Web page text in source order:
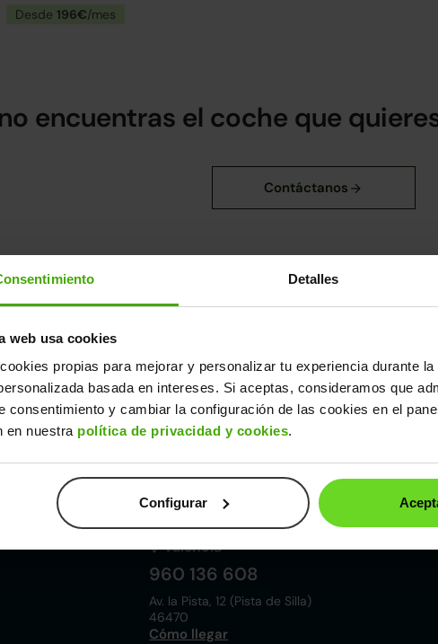
Detalles
web usa cookies
propias para mejorar y personalizar tu experiencia durante
basada en intereses. Si aceptas, consideramos que
consentimiento y cambiar la configuración de las cookies en el
en nuestra política de privacidad y cookies.
Configurar
Desde 196€/mes
encuentras el coche que
Córdoba
857 881 521
Pol. ind. las Quemadas. Esteban Cabrera, 5
14014
Cómo llegar
Lunes a Viernes: 09:30 a 20:30h
Sábados: 10:00 a 19:00h
Valencia
960 136 608
Av. la Pista, 12 (Pista de Silla)
46470
Cómo llegar